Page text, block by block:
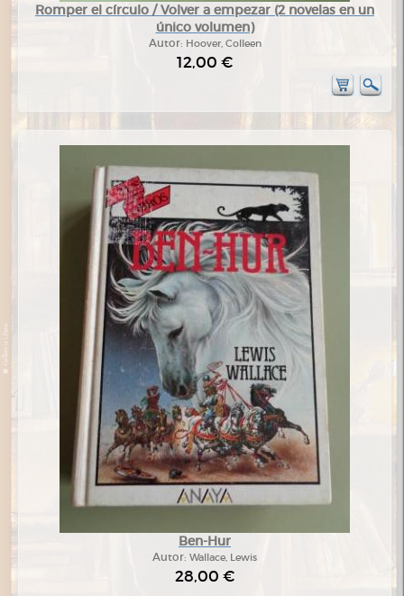
Romper el círculo / Volver a empezar (2 novelas en un
único volumen)
Autor: Hoover, Colleen
12,00 €
Ben-Hur
Autor: Wallace, Lewis
28,00 €